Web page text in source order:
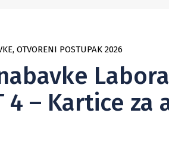
, OTVORENI POSTUPAK 2026
4 – Kartice za